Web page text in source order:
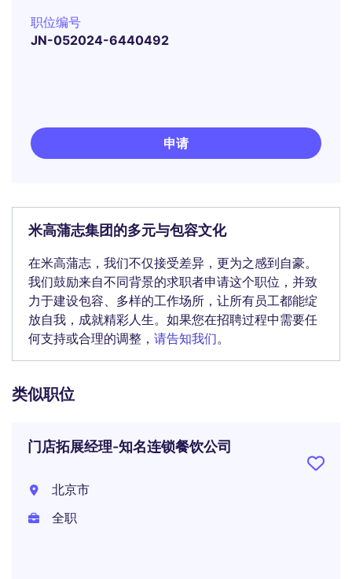
职位编号
JN-052024-6440492
申请
米高蒲志集团的多元与包容文化
在米高蒲志，我们不仅接受差异，更为之感到自豪。
我们鼓励来自不同背景的求职者申请这个职位，并致
力于建设包容、多样的工作场所，让所有员工都能绽
放自我，成就精彩人生。如果您在招聘过程中需要任
何支持或合理的调整， 请告知我们。
类似职位
门店拓展经理-知名连锁餐饮公司
北京市
全职